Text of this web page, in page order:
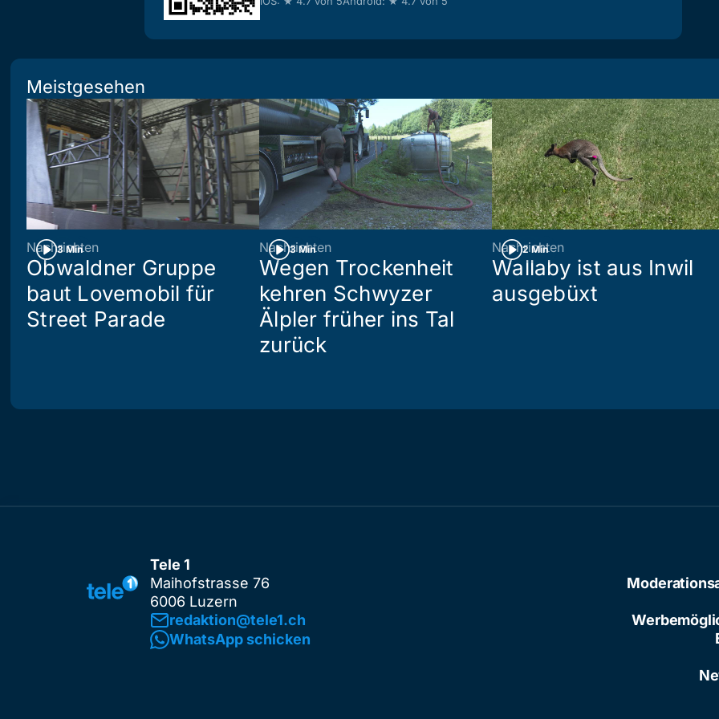
Meistgesehen
3 Min
Nachrichten
Obwaldner Gruppe
baut Lovemobil für
Street Parade
3 Min
Nachrichten
Wegen Trockenheit
kehren Schwyzer
Älpler früher ins Tal
zurück
2 Min
Nachrichten
Wallaby ist aus Inwil
ausgebüxt
Tele 1
Maihofstrasse 76
6006 Luzern
redaktion@tele1.ch
WhatsApp schicken